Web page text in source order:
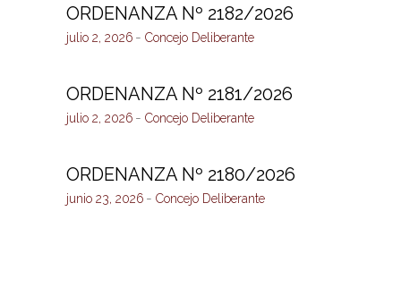
ORDENANZA Nº 2182/2026
julio 2, 2026 Concejo Deliberante
ORDENANZA Nº 2181/2026
julio 2, 2026 Concejo Deliberante
ORDENANZA Nº 2180/2026
junio 23, 2026 Concejo Deliberante